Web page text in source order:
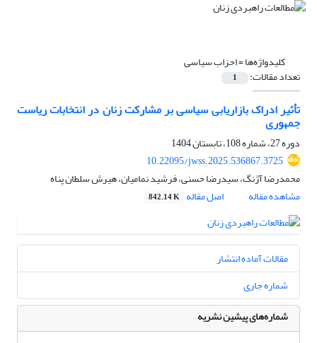
کلیدواژه‌ها =احزاب سیاسی
تعداد مقالات: 1
تأثیر ادراک بازاریابی سیاسی بر مشارکت زنان در انتخابات ریاست
جمهوری
دوره 27، شماره 108، تابستان 1404
10.22095/jwss.2025.536867.3725
محمدرضا آژنگ، سیدرضا حسنی، فرشید نمامیان، هیرش سلطان پناه
مشاهده مقاله
اصل مقاله 842.14 K
مقالات آماده انتشار
شماره جاری
شماره‌های پیشین نشریه